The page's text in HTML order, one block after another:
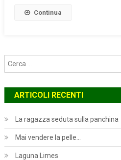
Continua
ARTICOLI RECENTI
La ragazza seduta sulla panchina
Mai vendere la pelle…
Laguna Limes